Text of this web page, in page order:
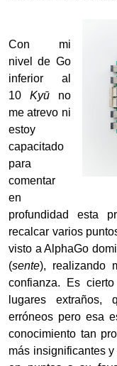
Con mi
nivel de Go
inferior al
10 Kyū no
me atrevo ni
estoy
capacitado
para
comentar
en
profundidad esta
recalcar varios
visto a AlphaGo
(sente), realizando
confianza. Es
lugares extraños,
erróneos pero esa
conocimiento tan
más insignificantes